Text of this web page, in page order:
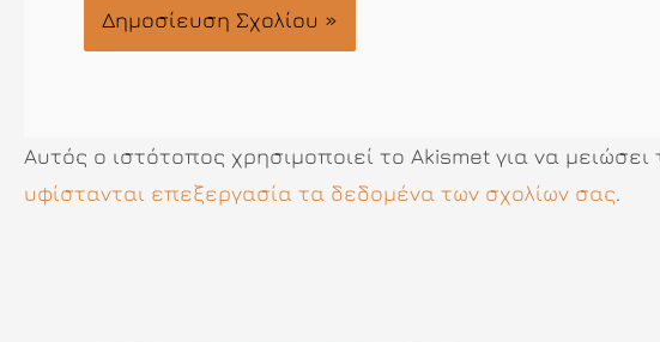
Αυτός ο ιστότοπος χρησιμοποιεί το Akismet για να
υφίστανται επεξεργασία τα δεδομένα των σχολίων σας.